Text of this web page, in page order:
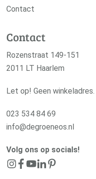
Contact
Contact
Rozenstraat 149-151
2011 LT Haarlem
Let op! Geen winkeladres.
023 534 84 69
info@degroeneos.nl
Volg ons op socials!